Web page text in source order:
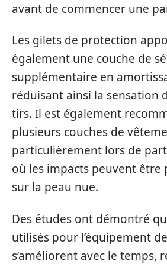
avant de commencer une
Les gilets de protection
également une couche de
supplémentaire en
réduisant ainsi la sensation
tirs. Il est également
plusieurs couches de
particulièrement lors de
où les impacts peuvent être
sur la peau nue.
Des études ont démontré
utilisés pour l’équipement
s’améliorent avec le temps,